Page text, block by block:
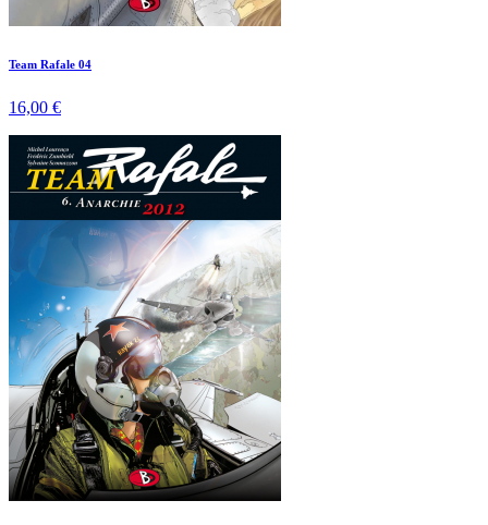
Team Rafale 04
16,00 €